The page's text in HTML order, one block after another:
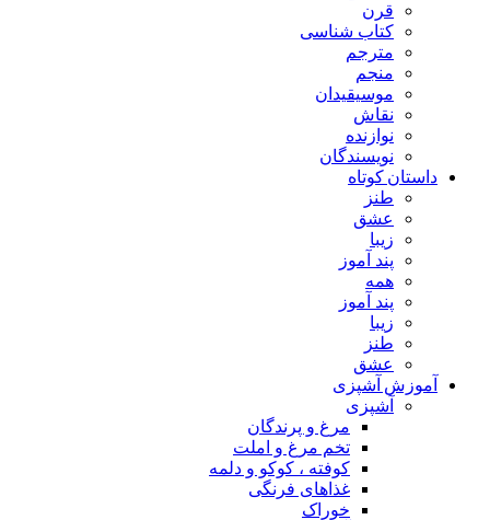
قرن
کتاب شناسی
مترجم
منجم
موسیقیدان
نقاش
نوازنده
نویسندگان
داستان کوتاه
طنز
عشق
زیبا
پند آموز
همه
پند آموز
زیبا
طنز
عشق
آموزش آشپزی
آشپزی
مرغ و پرندگان
تخم مرغ و املت
کوفته ، کوکو و دلمه
غذاهای فرنگی
خوراک